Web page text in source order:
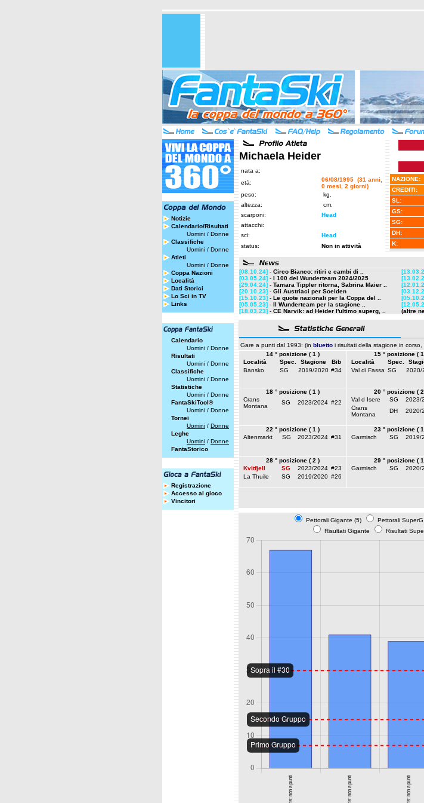
Notizie
Calendario/Risultati
Uomini / Donne
Classifiche
Uomini / Donne
Atleti
Uomini / Donne
Coppa Nazioni
Località
Dati Storici
Lo Sci in TV
Links
Calendario
Uomini / Donne
Risultati
Uomini / Donne
Classifiche
Uomini / Donne
Statistiche
Uomini / Donne
FantaSkiTool®
Uomini / Donne
Tornei
Uomini / Donne
Leghe
Uomini / Donne
FantaStorico
Registrazione
Accesso al gioco
Vincitori
Michaela Heider
nata a:
età:
06/08/1995 (31 anni,
0 mesi, 2 giorni)
peso:
kg.
altezza:
cm.
scarponi:
Head
attacchi:
sci:
Head
status:
Non in attività
CREDITI:
SL:
GS:
SG:
DH:
K:
[08.10.24] - Circo Bianco: ritiri e cambi di ..
[03.05.24] - I 100 del Wunderteam 2024/2025
[29.04.24] - Tamara Tippler ritorna, Sabrina Maier ..
[20.10.23] - Gli Austriaci per Soelden
[15.10.23] - Le quote nazionali per la Coppa del ..
[05.05.23] - Il Wunderteam per la stagione ..
[18.03.23] - CE Narvik: ad Heider l'ultimo superg, ..
(altre
Gare a punti dal 1993: (in bluetto i risultati della stagione in corso,
14 ° posizione ( 1 )
Località
Spec. Stagione
Bib
Bansko
SG 2019/2020 #34
15 ° posizione (
Località
Spec.
Val di Fassa SG 2020/
18 ° posizione ( 1 )
Crans
Montana
SG 2023/2024 #22
20 ° posizione (
Val d Isere
SG 2023/
Crans
Montana
DH 2020/
22 ° posizione ( 1 )
Altenmarkt
SG 2023/2024 #31
23 ° posizione (
Garmisch
SG 2019/
28 ° posizione ( 2 )
Kvitfjell
SG 2023/2024 #23
La Thuile
SG 2019/2020 #26
29 ° posizione (
Garmisch
SG 2020/
Pettorali Gigante (5) Pettorali
Risultati Gigante
Risultati